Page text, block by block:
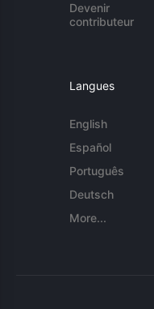
Devenir
contributeur
Langues
English
Español
Português
Deutsch
More...